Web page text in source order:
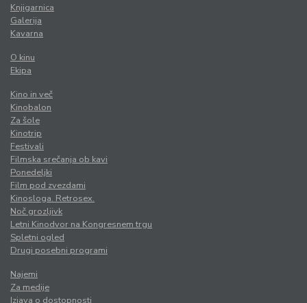
Knjigarnica
Galerija
Kavarna
O kinu
Ekipa
Kino in več
Kinobalon
Za šole
Kinotrip
Festivali
Filmska srečanja ob kavi
Ponedeljki
Film pod zvezdami
Kinosloga. Retrosex.
Noč grozljivk
Letni Kinodvor na Kongresnem trgu
Spletni ogled
Drugi posebni programi
Najemi
Za medije
Izjava o dostopnosti